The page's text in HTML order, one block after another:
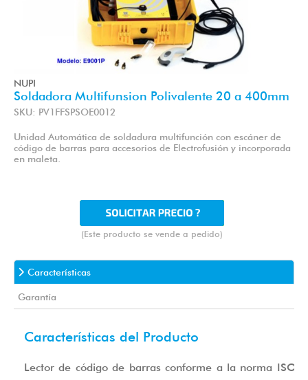
NUPI
Soldadora Multifunsion Polivalente 20 a 400mm
SKU: PV1FFSPSOE0012
Unidad Automática de soldadura multifunción con escáner de
código de barras para accesorios de Electrofusión y incorporada
en maleta.
(Este producto se vende a pedido)
Características
Garantía
Características del Producto
Lector de código de barras conforme a la norma ISO